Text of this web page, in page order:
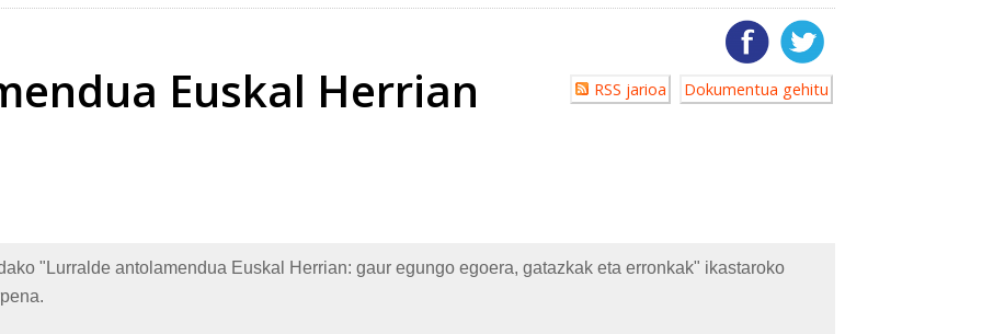
Erabiltzailearen
akzioak
RSS jarioa Dokumentua gehitu
Euskal Herrian
"Lurralde antolamendua Euskal Herrian: gaur egungo egoera, gatazkak eta erronkak" ikastaroko